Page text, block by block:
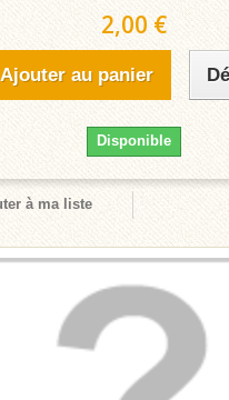
2,00 €
Ajouter au panier
Disponible
à ma liste